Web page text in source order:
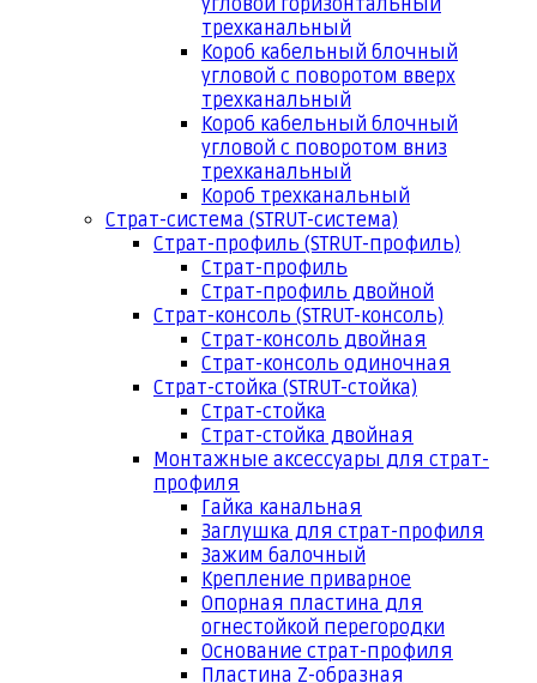
угловой горизонтальный
трехканальный
Короб кабельный блочный
угловой с поворотом вверх
трехканальный
Короб кабельный блочный
угловой с поворотом вниз
трехканальный
Короб трехканальный
Страт-система (STRUT-система)
Страт-профиль (STRUT-профиль)
Страт-профиль
Страт-профиль двойной
Страт-консоль (STRUT-консоль)
Страт-консоль двойная
Страт-консоль одиночная
Страт-стойка (STRUT-стойка)
Страт-стойка
Страт-стойка двойная
Монтажные аксессуары для страт-
профиля
Гайка канальная
Заглушка для страт-профиля
Зажим балочный
Крепление приварное
Опорная пластина для
огнестойкой перегородки
Основание страт-профиля
Пластина Z-образная